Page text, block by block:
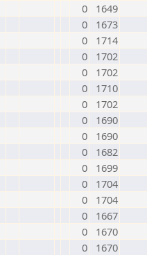
0
1649
0
1673
0
1714
0
1702
0
1702
0
1710
0
1702
0
1690
0
1690
0
1682
0
1699
0
1704
0
1704
0
1667
0
1670
0
1670